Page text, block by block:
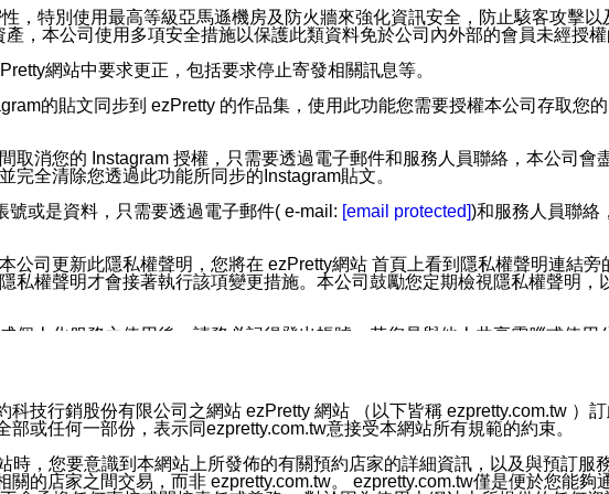
，特別使用最高等級亞馬遜機房及防火牆來強化資訊安全，防止駭客攻擊以
，本公司使用多項安全措施以保護此類資料免於公司內外部的會員未經授權
網站中要求更正，包括要求停止寄發相關訊息等。
的貼文同步到 ezPretty 的作品集，使用此功能您需要授權本公司存取您
消您的 Instagram 授權，只需要透過電子郵件和服務人員聯絡，本公司會
全清除您透過此功能所同步的Instagram貼文。
或是資料，只需要透過電子郵件( e-mail: [email protected])和服務人員聯絡
司更新此隱私權聲明，您將在 ezPretty網站 首頁上看到隱私權聲明連結
權聲明才會接著執行該項變更措施。本公司鼓勵您定期檢視隱私權聲明，
人化服務之使用後，請務必記得登出帳號。若您是與他人共享電腦或使用
各項服務之資料或電子郵件供您參考。您能依照該資料或電子郵件所指示
友，您仍可接收到通知型訊息。
目的的訊息皆不會被傳送。滿足以下三個條件者，將可收到通知型訊息。
技行銷股份有限公司之網站 ezPretty 網站 （以下皆稱 ezpretty.com.tw ）
或任何一部份，表示同ezpretty.com.tw意接受本網站所有規範的約束。
，您要意識到本網站上所發佈的有關預約店家的詳細資訊，以及與預訂服
的店家之間交易，而非 ezpretty.com.tw。 ezpretty.com.tw僅是便於您能夠